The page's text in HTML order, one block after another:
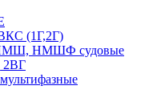
(1Г,2Г)
НМШФ судовые
2ВГ